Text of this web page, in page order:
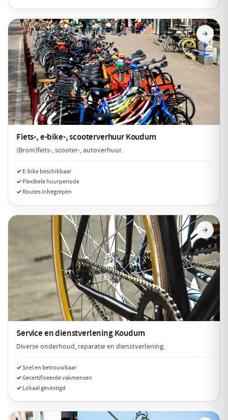
Fiets-, e-bike-, scooterverhuurKoudum
(Brom)fiets-, scooter-, autoverhuur.
E-bike beschikbaar
Flexibele huurperiode
Routes inbegrepen
Service en dienstverleningKoudum
Diverse onderhoud, reparatie en dienstverlening.
Snel en betrouwbaar
Gecertificeerde vakmensen
Lokaal gevestigd